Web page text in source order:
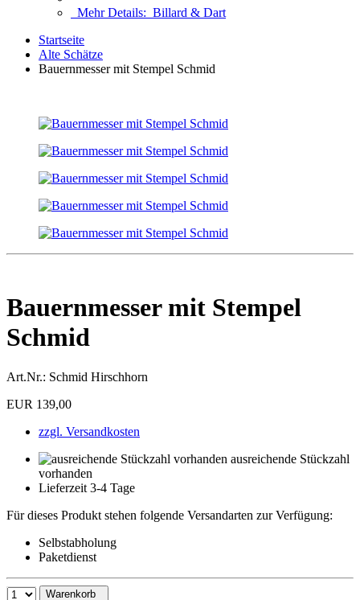
Mehr Details: Billard & Dart
Startseite
Alte Schätze
Bauernmesser mit Stempel Schmid
Bauernmesser mit Stempel
Schmid
Art.Nr.: Schmid Hirschhorn
EUR 139,00
zzgl. Versandkosten
ausreichende Stückzahl
vorhanden
Lieferzeit 3-4 Tage
Für dieses Produkt stehen folgende Versandarten zur Verfügung:
Selbstabholung
Paketdienst
Warenkorb